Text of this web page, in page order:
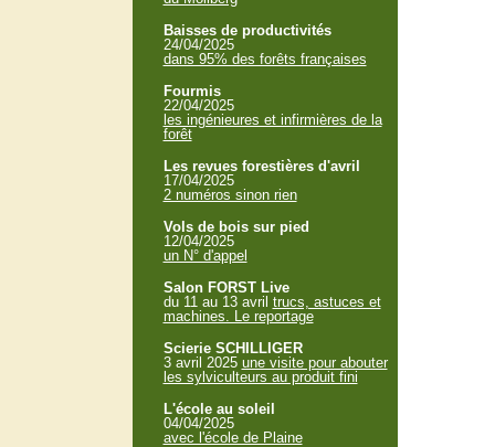
Baisses de productivités
24/04/2025
dans 95% des forêts françaises
Fourmis
22/04/2025
les ingénieures et infirmières de la
forêt
Les revues forestières d'avril
17/04/2025
2 numéros sinon rien
Vols de bois sur pied
12/04/2025
un N° d'appel
Salon FORST Live
du 11 au 13 avril trucs, astuces et
machines. Le reportage
Scierie SCHILLIGER
3 avril 2025 une visite pour abouter
les sylviculteurs au produit fini
L'école au soleil
04/04/2025
avec l'école de Plaine